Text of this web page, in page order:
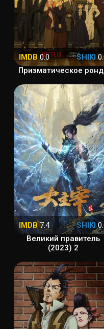
IMDB0.0 SHIKI
Призматическое
IMDB7.4 SHIKI
Великий правитель
(2023) 2